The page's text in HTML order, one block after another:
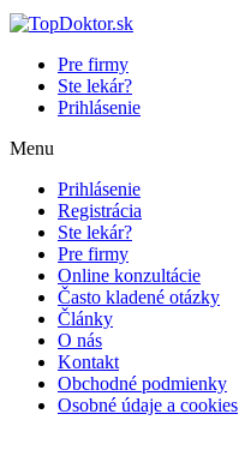
Pre firmy
Ste lekár?
Prihlásenie
Menu
Prihlásenie
Registrácia
Ste lekár?
Pre firmy
Online konzultácie
Často kladené otázky
Články
O nás
Kontakt
Obchodné podmienky
Osobné údaje a cookies